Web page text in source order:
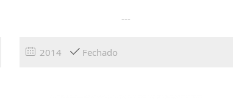
---
2014 Fechado